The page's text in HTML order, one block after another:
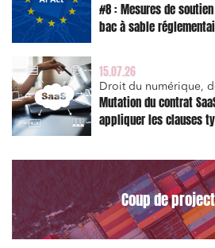
#8 : Mesures de
bac à sable
15.07.26
Droit du numérique,
Mutation du contrat
appliquer les clauses
Coup de
Relations commerciales et
Associations et acteurs de
Media et édition
Immobilier et habitat
Entreprises du numérique
Établissements financiers
Mobilité et transport
Règlement des litiges